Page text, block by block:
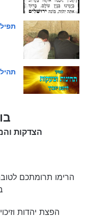
הצדקות
הרימו תרומתכם
הפצת יהדות